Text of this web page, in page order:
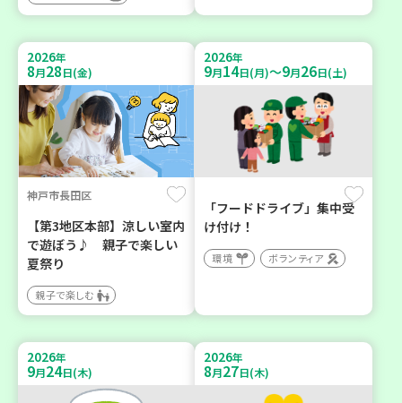
2026年
8月28日(金)
神戸市長田区
【第3地区本部】涼しい室内
で遊ぼう♪ 親子で楽しい
夏祭り
親子で楽しむ
2026年
9月14日(月)～9月26日(土)
「フードドライブ」集中受
け付け！
環境 ボランティア
2026年
9月24日(木)
2026年
8月27日(木)